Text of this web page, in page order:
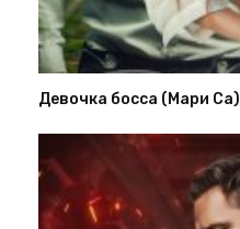
Девочка босса (Мари Са)